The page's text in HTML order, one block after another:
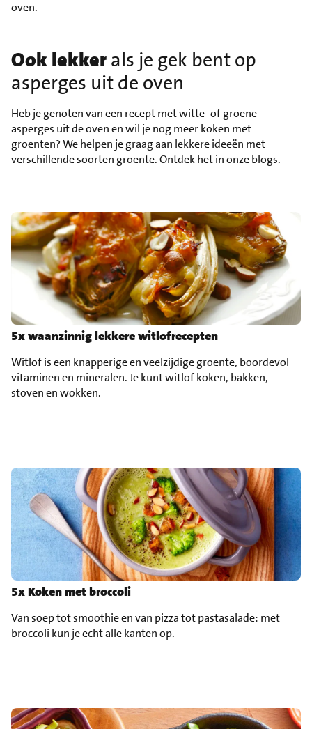
oven.
Ook lekkerals je gek bent op
asperges uit de oven
Heb je genoten van een recept met witte- of groene
asperges uit de oven en wil je nog meer koken met
groenten? We helpen je graag aan lekkere ideeën met
verschillende soorten groente. Ontdek het in onze blogs.
5x waanzinnig lekkere witlofrecepten
Witlof is een knapperige en veelzijdige groente, boordevol
vitaminen en mineralen. Je kunt witlof koken, bakken,
stoven en wokken.
5x Koken met broccoli
Van soep tot smoothie en van pizza tot pastasalade: met
broccoli kun je echt alle kanten op.